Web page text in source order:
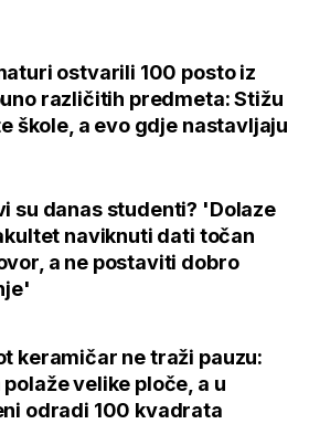
ostvarili 100 posto iz
različitih predmeta: Stižu
škole, a evo gdje nastavljaju
su danas studenti? 'Dolaze
naviknuti dati točan
a ne postaviti dobro
keramičar ne traži pauzu:
polaže velike ploče, a u
odradi 100 kvadrata